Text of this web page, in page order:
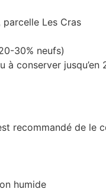
Les Cras
30% neufs)
à conserver jusqu’en
recommandé de le
humide